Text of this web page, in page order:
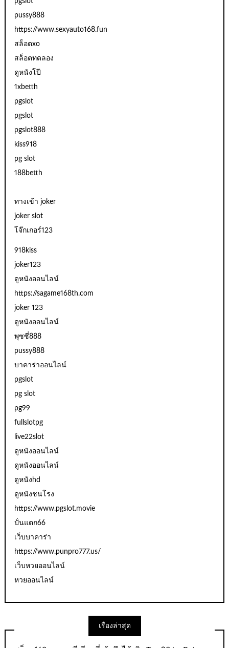
pussy888
https://www.sexyauto168.fun
สล็อตxo
สล็อตทดลอง
ดูหนังโป๊
1xbetth
pgslot
pgslot
pgslot888
kiss918
pg slot
188betth
ทางเข้า joker
joker slot
โจ๊กเกอร์123
918kiss
joker123
ดูหนังออนไลน์
https://sagame168th.com
joker 123
ดูหนังออนไลน์
พุซซี่888
pussy888
บาคาร่าออนไลน์
pgslot
pg slot
pg99
fullslotpg
live22slot
ดูหนังออนไลน์
ดูหนังออนไลน์
ดูหนังhd
ดูหนังชนโรง
https://www.pgslot.movie
ปั่นแตก66
เว็บบาคาร่า
https://www.punpro777.us/
เว็บหวยออนไลน์
หวยออนไลน์
เรื่องล่าสุด